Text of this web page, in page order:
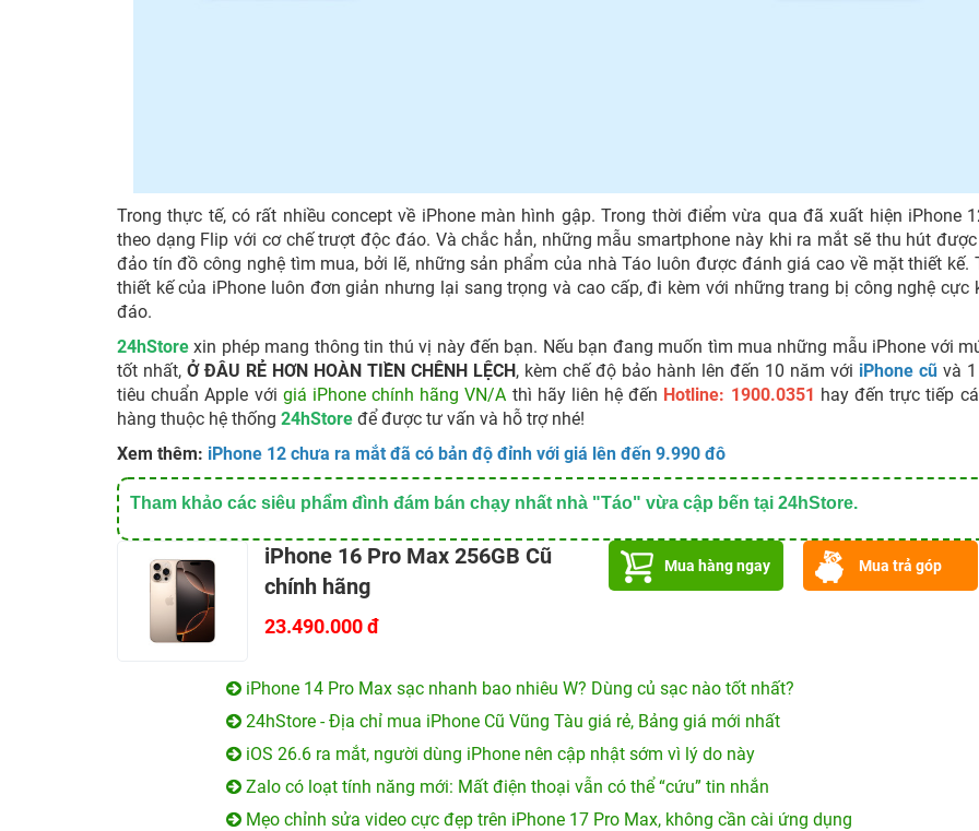
Trong thực tế, có rất nhiều concept về iPhone màn hình gập. Trong thời điểm vừa qua đã xuất hiện iPhone
theo dạng Flip với cơ chế trượt độc đáo. Và chắc hẳn, những mẫu smartphone này khi ra mắt sẽ thu hút
đảo tín đồ công nghệ tìm mua, bởi lẽ, những sản phẩm của nhà Táo luôn được đánh giá cao về mặt thiết kế.
thiết kế của iPhone luôn đơn giản nhưng lại sang trọng và cao cấp, đi kèm với những trang bị công nghệ cực
đáo.
24hStore xin phép mang thông tin thú vị này đến bạn. Nếu bạn đang muốn tìm mua những mẫu iPhone với
tốt nhất, Ở ĐÂU RẺ HƠN HOÀN TIỀN CHÊNH LỆCH, kèm chế độ bảo hành lên đến 10 năm với iPhone cũvà 1
tiêu chuẩn Apple với giá iPhone chính hãng VN/A thì hãy liên hệ đến Hotline: 1900.0351 hay đến trực tiếp
hàng thuộc hệ thống 24hStore để được tư vấn và hỗ trợ nhé!
Xem thêm: iPhone 12 chưa ra mắt đã có bản độ đỉnh với giá lên đến 9.990 đô
Tham khảo các siêu phẩm đình đám bán chạy nhất nhà "Táo" vừa cập bến tại 24hStore.
iPhone 16 Pro Max 256GB Cũ
chính hãng
23.490.000 đ
Mua hàng ngay Mua trả góp
iPhone 14 Pro Max sạc nhanh bao nhiêu W? Dùng củ sạc nào tốt nhất?
24hStore - Địa chỉ mua iPhone Cũ Vũng Tàu giá rẻ, Bảng giá mới nhất
iOS 26.6 ra mắt, người dùng iPhone nên cập nhật sớm vì lý do này
Zalo có loạt tính năng mới: Mất điện thoại vẫn có thể “cứu” tin nhắn
Mẹo chỉnh sửa video cực đẹp trên iPhone 17 Pro Max, không cần cài ứng dụng